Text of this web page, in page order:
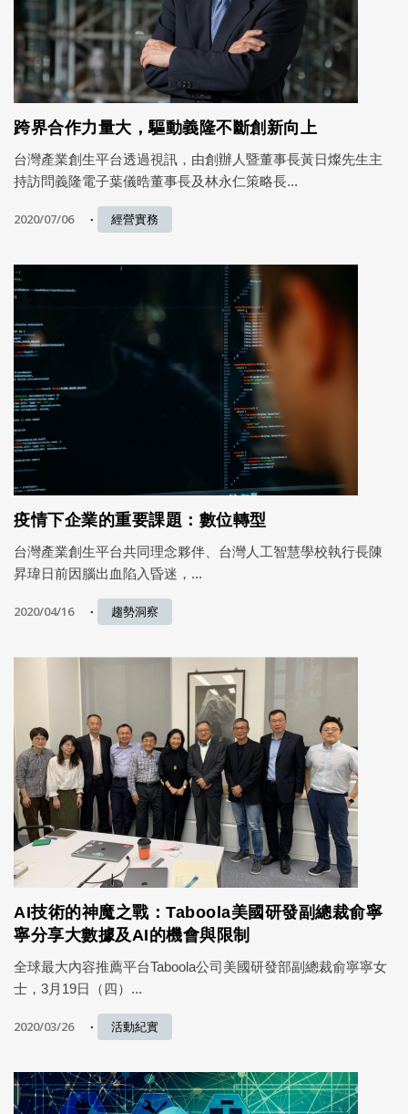
跨界合作力量大，驅動義隆不斷創新向上
台灣產業創生平台透過視訊，由創辦人暨董事長黃日燦先生主
持訪問義隆電子葉儀晧董事長及林永仁策略長...
2020/07/06 經營實務
疫情下企業的重要課題：數位轉型
台灣產業創生平台共同理念夥伴、台灣人工智慧學校執行長陳
昇瑋日前因腦出血陷入昏迷，...
2020/04/16 趨勢洞察
AI技術的神魔之戰：Taboola美國研發副總裁俞寧
寧分享大數據及AI的機會與限制
全球最大內容推薦平台Taboola公司美國研發部副總裁俞寧寧女
士，3月19日（四）...
2020/03/26 活動紀實